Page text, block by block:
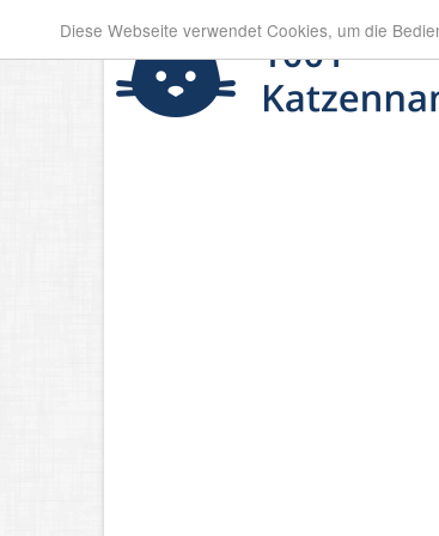
Diese Webseite verwendet Cookies, um die